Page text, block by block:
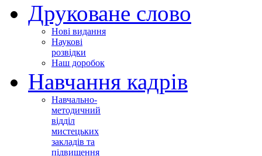
Друковане слово
Нові видання
Наукові
розвідки
Наш доробок
Навчання кадрів
Навчально-
методичний
відділ
мистецьких
закладів та
підвищення